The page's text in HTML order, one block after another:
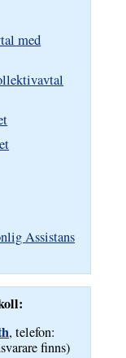
med
Assistans
, telefon:
finns)